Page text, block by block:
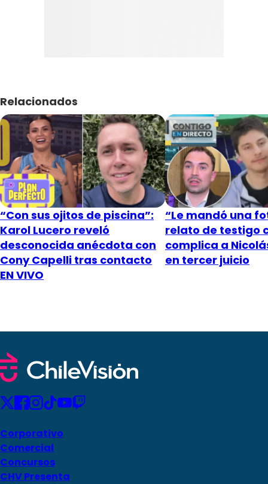
Relacionados
“Con sus ojitos de piscina”:
Karol Lucero reveló
desconocida anécdota con
Cony Capelli tras contacto
EN VIVO
“Le mandó una
relato de testigo
complica a
en tercer juicio
Corporativo
Comercial
Concursos
CHV Presenta